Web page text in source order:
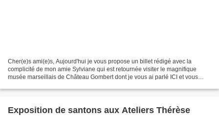
Cher(e)s ami(e)s, Aujourd'hui je vous propose un billet rédigé avec la
complicité de mon amie Sylviane qui est retournée visiter le magnifique
musée marseillais de Château Gombert dont je vous ai parlé ICI et vous
Exposition de santons aux Ateliers Thérèse